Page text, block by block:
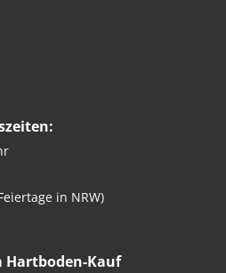
in NRW)
Hartboden-Kauf